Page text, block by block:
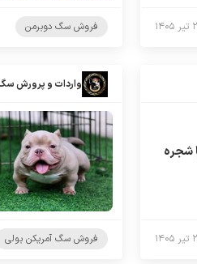
فروش سگ دوبرمن
شجره
واردات و پرورش
فروش سگ آمریکن بولی